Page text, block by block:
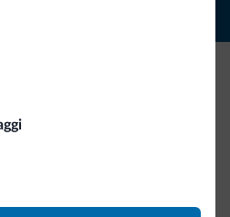
nuova collezione
la nuova collezione firmata